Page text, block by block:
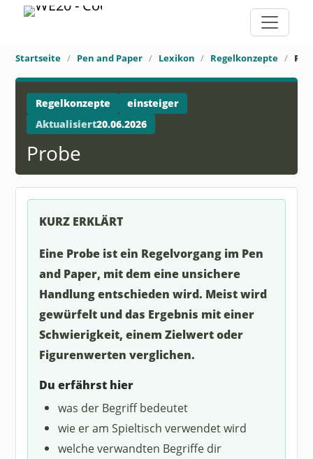
Startseite Pen and Paper Lexikon Regelkonzepte
Regelkonzepte
einsteiger
Aktualisiert20.06.2026
Probe
KURZ ERKLÄRT
Eine Probe ist ein Regelvorgang im Pen
and Paper, mit dem eine unsichere
Handlung entschieden wird. Meist wird
gewürfelt und das Ergebnis mit einer
Schwierigkeit, einem Zielwert oder
Figurenwerten verglichen.
Du erfährst hier
was der Begriff bedeutet
wie er am Spieltisch verwendet wird
welche verwandten Begriffe dir